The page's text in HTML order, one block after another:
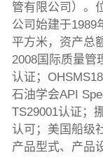
管有限公司）。
公司始建于1989
平方米，资产总
2008国际质量管
认证；
石油学会API
TS29001认证；
认可；美国船级
产品型式、产品